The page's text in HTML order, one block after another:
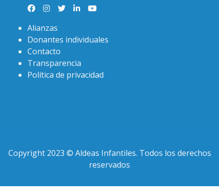
Alianzas
Donantes individuales
Contacto
Transparencia
Política de privacidad
Copyright 2023 © Aldeas Infantiles. Todos los derechos
reservados